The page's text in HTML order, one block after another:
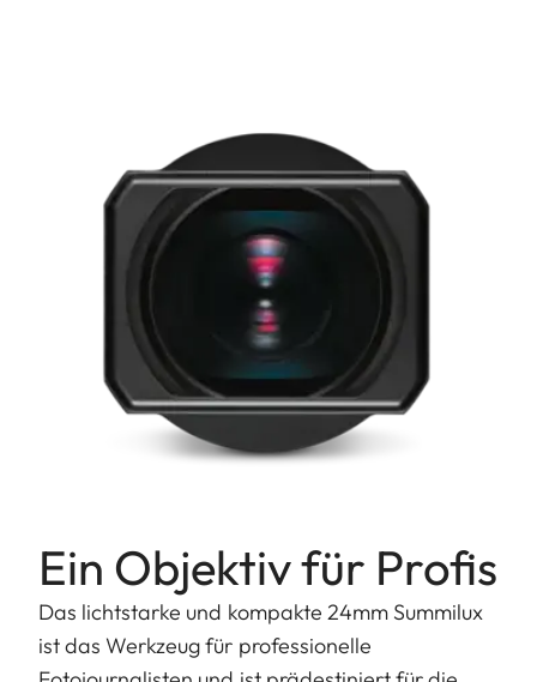
Ein Objektiv für Profis
Das lichtstarke und kompakte 24mm Summilux
ist das Werkzeug für professionelle